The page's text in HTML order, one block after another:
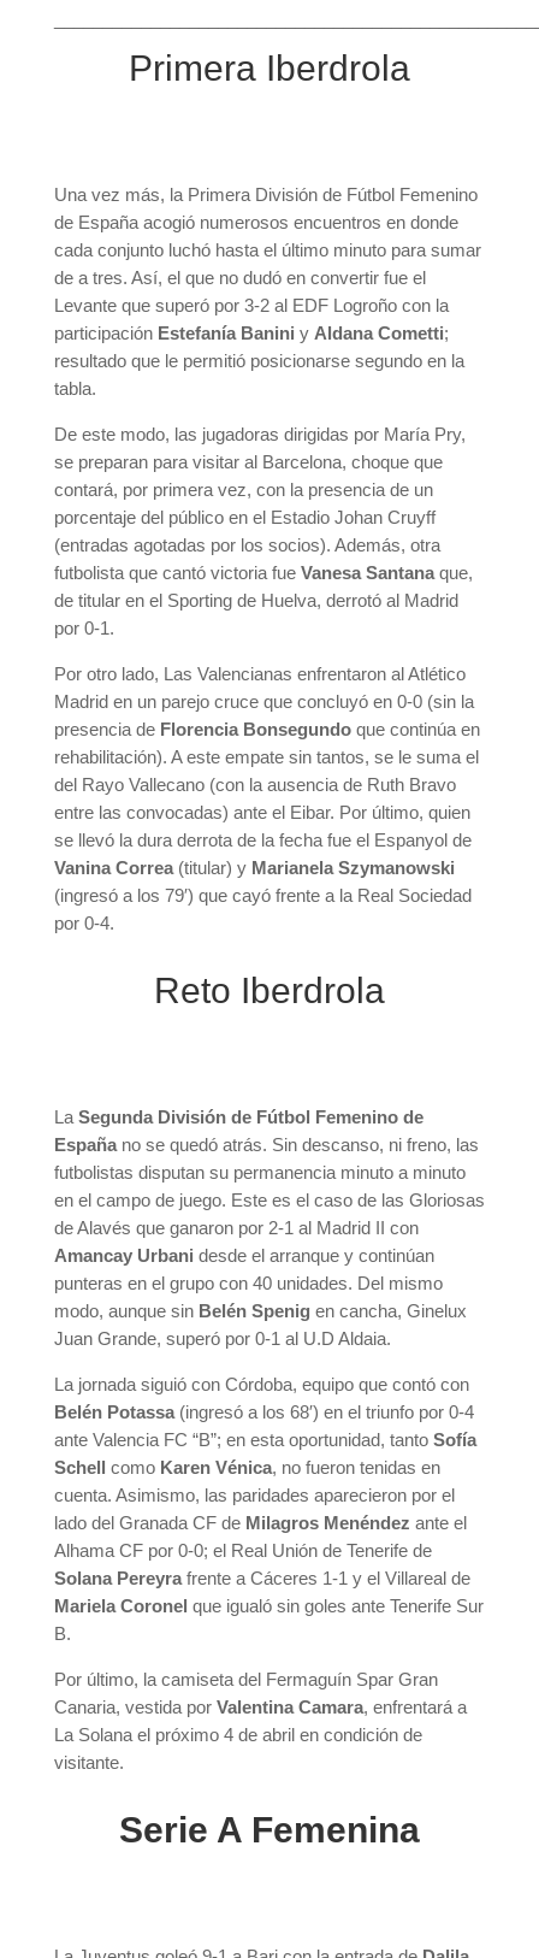
Primera Iberdrola
Una vez más, la Primera División de Fútbol Femenino
de España acogió numerosos encuentros en donde
cada conjunto luchó hasta el último minuto para sumar
de a tres. Así, el que no dudó en convertir fue el
Levante que superó por 3-2 al EDF Logroño con la
participación Estefanía Banini y Aldana Cometti;
resultado que le permitió posicionarse segundo en la
tabla.
De este modo, las jugadoras dirigidas por María Pry,
se preparan para visitar al Barcelona, choque que
contará, por primera vez, con la presencia de un
porcentaje del público en el Estadio Johan Cruyff
(entradas agotadas por los socios). Además, otra
futbolista que cantó victoria fue Vanesa Santanaque,
de titular en el Sporting de Huelva, derrotó al Madrid
por 0-1.
Por otro lado, Las Valencianas enfrentaron al Atlético
Madrid en un parejo cruce que concluyó en 0-0 (sin la
presencia de Florencia Bonsegundoque continúa en
rehabilitación). A este empate sin tantos, se le suma el
del Rayo Vallecano (con la ausencia de Ruth Bravo
entre las convocadas) ante el Eibar. Por último, quien
se llevó la dura derrota de la fecha fue el Espanyol de
Vanina Correa (titular) y Marianela Szymanowski
(ingresó a los 79′) que cayó frente a la Real Sociedad
por 0-4.
Reto Iberdrola
La Segunda División de Fútbol Femenino de
Españano se quedó atrás. Sin descanso, ni freno, las
futbolistas disputan su permanencia minuto a minuto
en el campo de juego. Este es el caso de las Gloriosas
de Alavés que ganaron por 2-1 al Madrid II con
Amancay Urbani desde el arranque y continúan
punteras en el grupo con 40 unidades. Del mismo
modo, aunque sin Belén Spenig en cancha, Ginelux
Juan Grande, superó por 0-1 al U.D Aldaia.
La jornada siguió con Córdoba, equipo que contó con
Belén Potassa(ingresó a los 68′) en el triunfo por 0-4
ante Valencia FC “B”; en esta oportunidad, tanto Sofía
Schell como Karen Vénica, no fueron tenidas en
cuenta. Asimismo, las paridades aparecieron por el
lado del Granada CF de Milagros Menéndez ante el
Alhama CF por 0-0; el Real Unión de Tenerife de
Solana Pereyrafrente a Cáceres 1-1 y el Villareal de
Mariela Coronel que igualó sin goles ante Tenerife Sur
B.
Por último, la camiseta del Fermaguín Spar Gran
Canaria, vestida por Valentina Camara, enfrentará a
La Solana el próximo 4 de abril en condición de
visitante.
Serie A Femenina